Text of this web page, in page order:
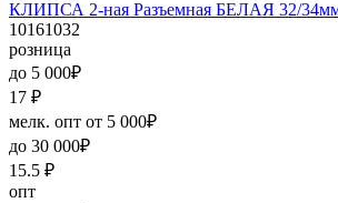
КЛИПСА 2-ная Разъемная БЕЛАЯ 32/
10161032
розница
до 5 000₽
17 ₽
мелк. опт от 5 000₽
до 30 000₽
15.5 ₽
опт